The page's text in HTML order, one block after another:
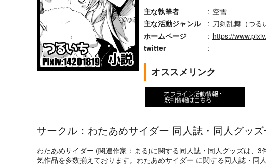
主な執筆者
: 空雪
主な活動ジャンル
: 刀剣乱舞（つる
ホームページ
: https://
twitter
:
オススメリンク
サークル：わたあめサイダー 同人誌・同人グッ
わたあめサイダー (関連作家： まる)に関する同人誌・同人グッズは、3
気作品を多数揃えております。わたあめサイダー に関する同人誌・同